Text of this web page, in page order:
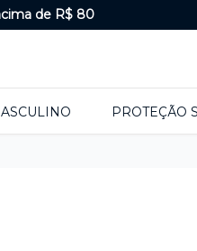
de R$ 80
PROTEÇÃO